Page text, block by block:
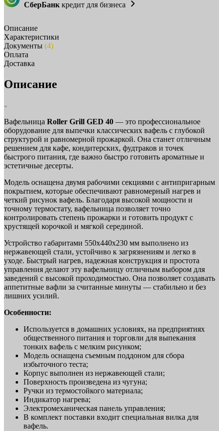
СберБанк кредит для бизнеса
Описание
Характеристики
Документы (4)
Оплата
Доставка
Описание
Вафельница Roller Grill GED 40 — это профессиональное
оборудование для выпечки классических вафель с глубокой
структурой и равномерной прожаркой. Она станет отличным
решением для кафе, кондитерских, фудтраков и точек
быстрого питания, где важно быстро готовить ароматные и
эстетичные десерты.
Модель оснащена двумя рабочими секциями с антипригарным
покрытием, которые обеспечивают равномерный нагрев и
четкий рисунок вафель. Благодаря высокой мощности и
точному термостату, вафельница позволяет точно
контролировать степень прожарки и готовить продукт с
хрустящей корочкой и мягкой серединой.
Устройство габаритами 550х440х230 мм выполнено из
нержавеющей стали, устойчиво к загрязнениям и легко в
уходе. Быстрый нагрев, надежная конструкция и простота
управления делают эту вафельницу отличным выбором для
заведений с высокой проходимостью. Она позволяет создавать
аппетитные вафли за считанные минуты — стабильно и без
лишних усилий.
Особенности:
Используется в домашних условиях, на предприятиях
общественного питания и торговли для выпекания
тонких вафель с мелким рисунком;
Модель оснащена съемным поддоном для сбора
избыточного теста;
Корпус выполнен из нержавеющей стали;
Поверхность произведена из чугуна;
Ручки из термостойкого материала;
Индикатор нагрева;
Электромеханическая панель управления;
В комплект поставки входит специальная вилка для
вафель.